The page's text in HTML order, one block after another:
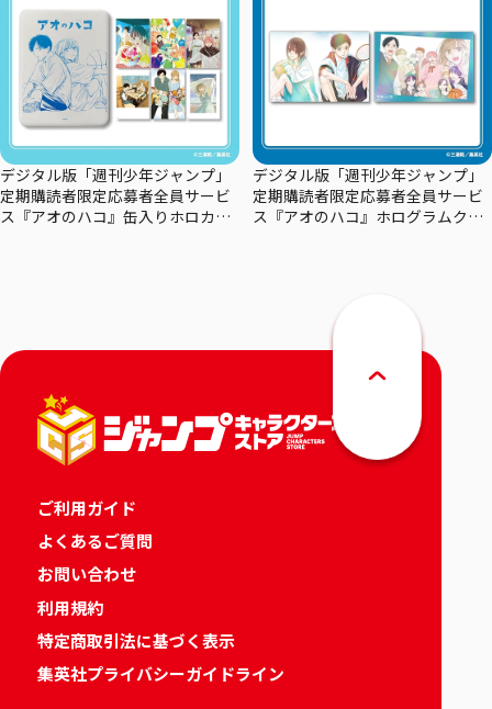
デジタル版「週刊少年ジャンプ」
定期購読者限定応募者全員サービ
ス『アオのハコ』缶入りホロカー
デジタル版「週刊少年ジャンプ」
定期購読者限定応募者全員サービ
ス『アオのハコ』ホログラムクリ
ご利用ガイド
よくあるご質問
お問い合わせ
利用規約
特定商取引法に基づく表示
集英社プライバシーガイドライン